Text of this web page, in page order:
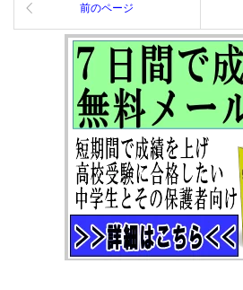
前のページ